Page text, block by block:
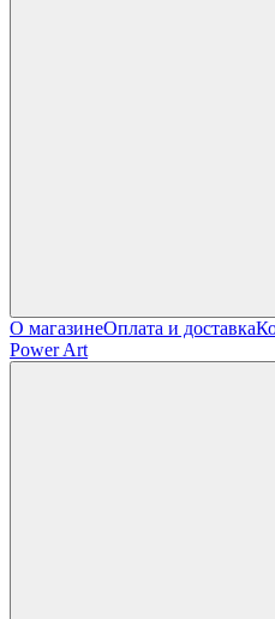
О магазинеОплата и доставка
Power Art